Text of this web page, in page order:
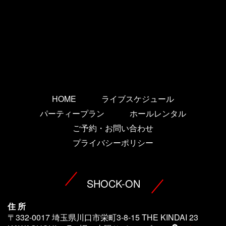
HOME
ライブスケジュール
パーティープラン
ホールレンタル
ご予約・お問い合わせ
プライバシーポリシー
SHOCK-ON
住 所
〒332-0017 埼玉県川口市栄町3-8-15 THE KINDAI 23